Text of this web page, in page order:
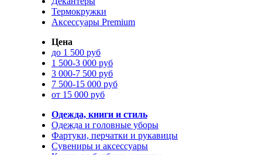
Термокружки
Аксессуары Premium
Цена
до 1 500 руб
1 500-3 000 руб
3 000-7 500 руб
7 500-15 000 руб
от 15 000 руб
Одежда, книги и стиль
Одежда и головные уборы
Фартуки, перчатки и рукавицы
Сувениры и аксессуары